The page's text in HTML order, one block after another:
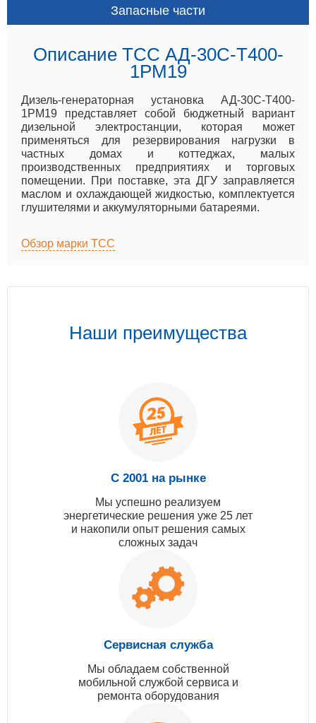
Запасные части
Описание ТСС АД-30С-Т400-
1РМ19
Дизель-генераторная установка АД-30С-Т400-
1РМ19 представляет собой бюджетный вариант
дизельной электростанции, которая может
применяться для резервирования нагрузки в
частных домах и коттеджах, малых
производственных предприятиях и торговых
помещении. При поставке, эта ДГУ заправляется
маслом и охлаждающей жидкостью, комплектуется
глушителями и аккумуляторными батареями.
Обзор марки ТСС
Наши преимущества
С 2001 на рынке
Мы успешно реализуем
энергетические решения уже 25 лет
и накопили опыт решения самых
сложных задач
Сервисная служба
Мы обладаем собственной
мобильной службой сервиса и
ремонта оборудования